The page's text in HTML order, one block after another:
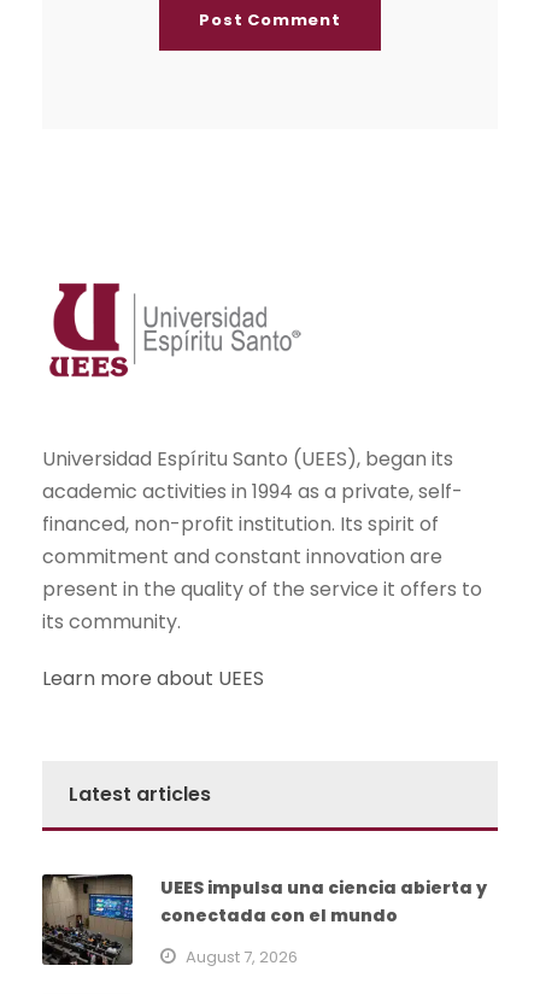
Universidad Espíritu Santo (UEES), began its
academic activities in 1994 as a private, self-
financed, non-profit institution. Its spirit of
commitment and constant innovation are
present in the quality of the service it offers to
its community.
Learn more about UEES
Latest articles
UEES impulsa una ciencia abierta y
conectada con el mundo
August 7, 2026